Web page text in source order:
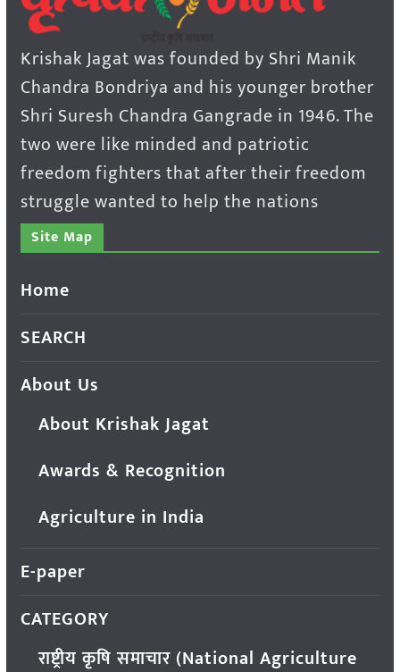
Krishak Jagat was founded by Shri Manik
Chandra Bondriya and his younger brother
Shri Suresh Chandra Gangrade in 1946. The
two were like minded and patriotic
freedom fighters that after their freedom
struggle wanted to help the nations
Site Map
Home
SEARCH
About Us
About Krishak Jagat
Awards & Recognition
Agriculture in India
E-paper
CATEGORY
राष्ट्रीय कृषि समाचार (National Agriculture